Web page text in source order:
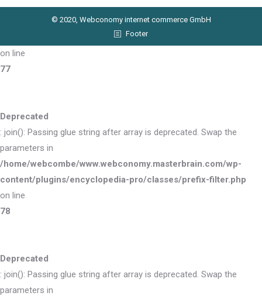
on line
77
Deprecated
: join(): Passing glue string after array is deprecated. Swap the
parameters in
/home/webcombe/www.webconomy.masterbrain.com/wp-
content/plugins/encyclopedia-pro/classes/prefix-filter.php
on line
78
Deprecated
: join(): Passing glue string after array is deprecated. Swap the
parameters in
© 2020, Webconomy internet commerce GmbH
Footer